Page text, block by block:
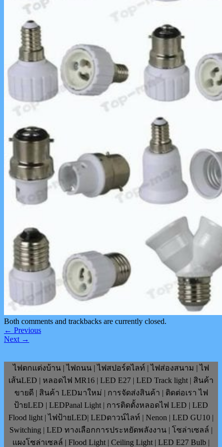
Both comments and trackbacks are currently closed.
← Previous
Next →
ไฟตกแต่งบ้าน | ไฟถนน | ไฟสปอร์ตไลท์ | ไฟส่องสนาม | ไฟ
เส้นLED | หลอดไฟ MR16 | LED E27 | LED Track light | สินค้า
ขายดี | สินค้า LEDมาใหม่ | การจัดส่งสินค้า | ติดต่อเรา ไฟ
ป้ายLED | LEDPanal Light | การติดตั้งหลอดไฟ LED | LED
Flood light | ไฟป้ายLED| LEDดาวน์ไลท์ | Nenon | LED GU10 |
Switching | LED ทางเลือกการประหยัดพลังงาน | โซล่าเซลล์ |
แผงโซล่าเซลล์ | Flood Light | Ceiling Light | LED E27 Bulb |